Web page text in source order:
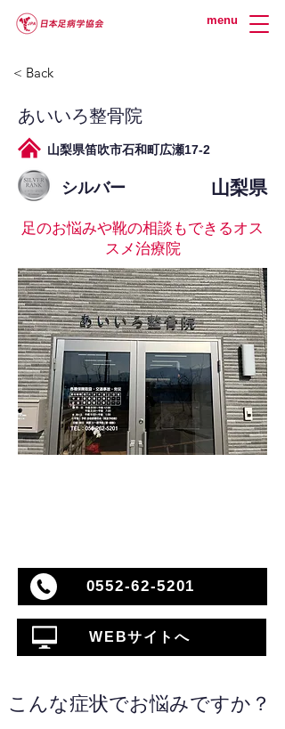
menu
< Back
あいいろ整骨院
山梨県笛吹市石和町広瀬17-2
シルバー 山梨県
足のお悩みや靴の相談もできるオス
スメ治療院
0552-62-5201
WEBサイトへ
こんな症状でお悩みですか？